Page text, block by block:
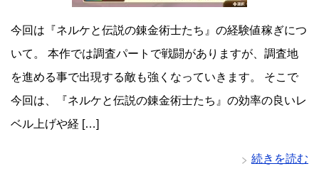
今回は『ネルケと伝説の錬金術士たち』の経験値稼ぎにつ
いて。 本作では調査パートで戦闘がありますが、調査地
を進める事で出現する敵も強くなっていきます。 そこで
今回は、『ネルケと伝説の錬金術士たち』の効率の良いレ
ベル上げや経 […]
続きを読む